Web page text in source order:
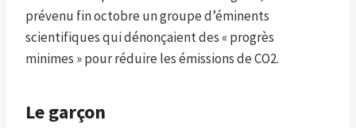
prévenu fin octobre un groupe d’éminents
scientifiques qui dénonçaient des « progrès
minimes » pour réduire les émissions de CO2.
Le garçon